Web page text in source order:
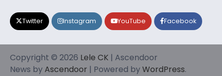
Twitter Instagram YouTube Facebook
Copyright © 2026 Lele CK | Ascendoor
News byAscendoor | Powered byWordPress.